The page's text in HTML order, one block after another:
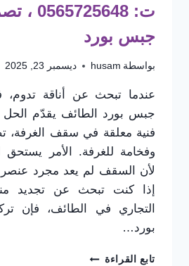
ت:
جبس بورد
بواسطة husam ديسمبر 23, 2025
عندما تبحث عن أناقة
جبس بورد الطائف يقدّم الحل
فنية معلقة في سقف الغرفة،
وفخامة للغرفة. الأمر يستحق
لأن السقف لم يعد مجرد
إذا كنت تبحث عن تجديد
التجاري في الطائف، فإن
بورد…
تابع القراءة تركيب